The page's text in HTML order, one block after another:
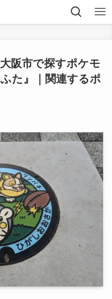
阪市で探すポケモ
た』｜関連するポ